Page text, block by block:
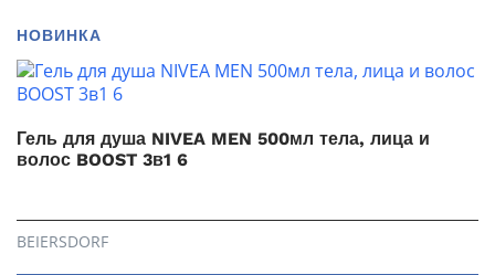
НОВИНКА
Гель для душа NIVEA MEN 500мл тела, лица и
волос BOOST 3в1 6
BEIERSDORF